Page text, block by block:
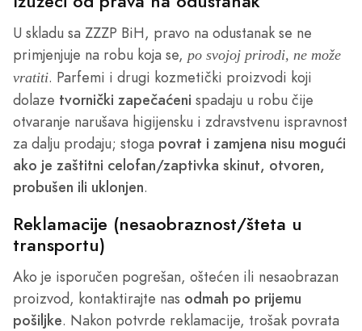
U skladu sa ZZZP BiH, pravo na odustanak se ne
primjenjuje na robu koja se, po svojoj prirodi, ne može
vratiti. Parfemi i drugi kozmetički proizvodi koji
dolaze tvornički zapečaćeni spadaju u robu čije
otvaranje narušava higijensku i zdravstvenu ispravnost
za dalju prodaju; stoga povrat i zamjena nisu mogući
ako je zaštitni celofan/zaptivka skinut, otvoren,
probušen ili uklonjen.
Reklamacije (nesaobraznost/šteta u
transportu)
Ako je isporučen pogrešan, oštećen ili nesaobrazan
proizvod, kontaktirajte nas odmah po prijemu
pošiljke. Nakon potvrde reklamacije, trošak povrata